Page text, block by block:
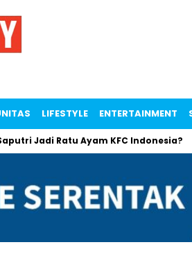
LIFESTYLE ENTERTAINMENT
Ratu Ayam KFC Indonesia?